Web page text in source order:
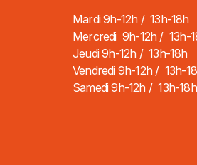
Mardi 9h-12h / 13h-18h
Mercredi 9h-12h / 13h-
Jeudi 9h-12h / 13h-18h
Vendredi 9h-12h / 13h-
Samedi 9h-12h / 13h-18h